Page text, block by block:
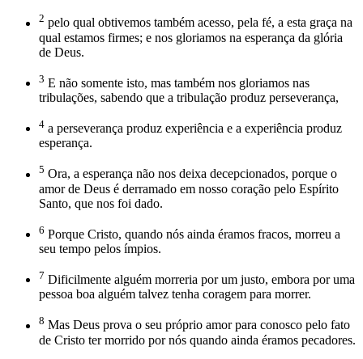
2 pelo qual obtivemos também acesso, pela fé, a esta graça na
qual estamos firmes; e nos gloriamos na esperança da glória
de Deus.
3 E não somente isto, mas também nos gloriamos nas
tribulações, sabendo que a tribulação produz perseverança,
4 a perseverança produz experiência e a experiência produz
esperança.
5 Ora, a esperança não nos deixa decepcionados, porque o
amor de Deus é derramado em nosso coração pelo Espírito
Santo, que nos foi dado.
6 Porque Cristo, quando nós ainda éramos fracos, morreu a
seu tempo pelos ímpios.
7 Dificilmente alguém morreria por um justo, embora por uma
pessoa boa alguém talvez tenha coragem para morrer.
8 Mas Deus prova o seu próprio amor para conosco pelo fato
de Cristo ter morrido por nós quando ainda éramos pecadores.